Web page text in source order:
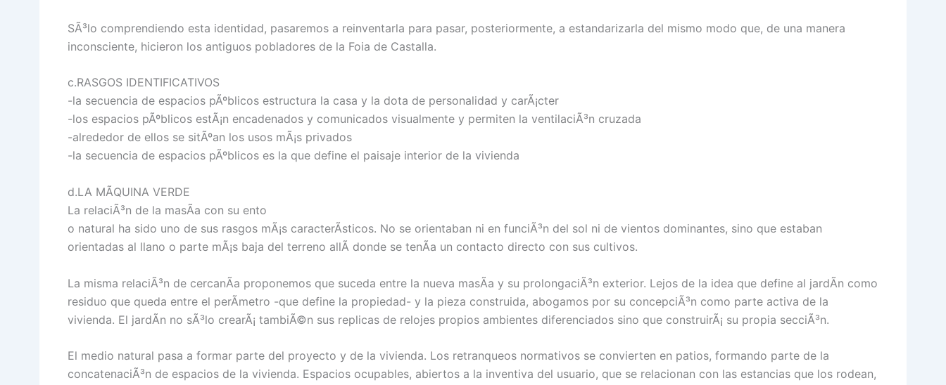
SÃ³lo comprendiendo esta identidad, pasaremos a reinventarla para pasar, posteriormente, a estandarizarla del mismo modo que, de una manera
inconsciente, hicieron los antiguos pobladores de la Foia de Castalla.
c.RASGOS IDENTIFICATIVOS
-la secuencia de espacios pÃºblicos estructura la casa y la dota de personalidad y carÃ¡cter
-los espacios pÃºblicos estÃ¡n encadenados y comunicados visualmente y permiten la ventilaciÃ³n cruzada
-alrededor de ellos se sitÃºan los usos mÃ¡s privados
-la secuencia de espacios pÃºblicos es la que define el paisaje interior de la vivienda
d.LA MÃQUINA VERDE
La relaciÃ³n de la masÃ­a con su ento
o natural ha sido uno de sus rasgos mÃ¡s caracterÃ­sticos. No se orientaban ni en funciÃ³n del sol ni de vientos dominantes, sino que estaban
orientadas al llano o parte mÃ¡s baja del terreno allÃ­ donde se tenÃ­a un contacto directo con sus cultivos.
La misma relaciÃ³n de cercanÃ­a proponemos que suceda entre la nueva masÃ­a y su prolongaciÃ³n exterior. Lejos de la idea que define al jardÃ­n como
residuo que queda entre el perÃ­metro -que define la propiedad- y la pieza construida, abogamos por su concepciÃ³n como parte activa de la
vivienda. El jardÃ­n no sÃ³lo crearÃ¡ tambiÃ©n sus replicas de relojes propios ambientes diferenciados sino que construirÃ¡ su propia secciÃ³n.
El medio natural pasa a formar parte del proyecto y de la vivienda. Los retranqueos normativos se convierten en patios, formando parte de la
concatenaciÃ³n de espacios de la vivienda. Espacios ocupables, abiertos a la inventiva del usuario, que se relacionan con las estancias que los rodean,